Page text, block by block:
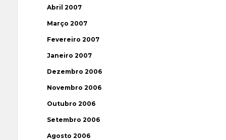
Abril 2007
Março 2007
Fevereiro 2007
Janeiro 2007
Dezembro 2006
Novembro 2006
Outubro 2006
Setembro 2006
Agosto 2006